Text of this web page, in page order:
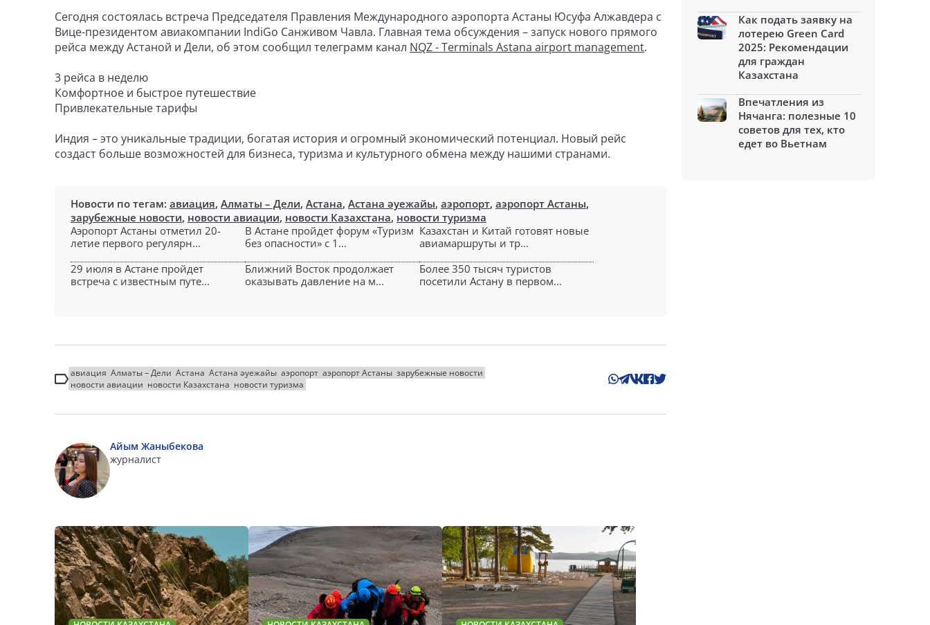
Сегодня состоялась встреча Председателя Правления Международного аэропорта Астаны Юсуфа Алжавдера с
Вице-президентом авиакомпании IndiGo Санживом Чавла. Главная тема обсуждения – запуск нового прямого
рейса между Астаной и Дели, об этом сообщил телеграмм канал NQZ - Terminals Astana airport management.
3 рейса в неделю
Комфортное и быстрое путешествие
Привлекательные тарифы
Индия – это уникальные традиции, богатая история и огромный экономический потенциал. Новый рейс
создаст больше возможностей для бизнеса, туризма и культурного обмена между нашими странами.
Новости по тегам: авиация, Алматы – Дели, Астана, Астана әуежайы, аэропорт, аэропорт Астаны,
зарубежные новости, новости авиации, новости Казахстана, новости туризма
Аэропорт Астаны отметил 20-
летие первого регулярн...
В Астане пройдет форум «Туризм
без опасности» с 1...
Казахстан и Китай готовят новые
авиамаршруты и тр...
29 июля в Астане пройдет
встреча с известным путе...
Ближний Восток продолжает
оказывать давление на м...
Более 350 тысяч туристов
посетили Астану в первом...
авиация Алматы – Дели Астана Астана әуежайы аэропорт аэропорт Астаны зарубежные новости
новости авиации новости Казахстана новости туризма
Айым Жаныбекова
журналист
Как подать заявку на
лотерею Green Card
2025: Рекомендации
для граждан
Казахстана
Впечатления из
Нячанга: полезные 10
советов для тех, кто
едет во Вьетнам